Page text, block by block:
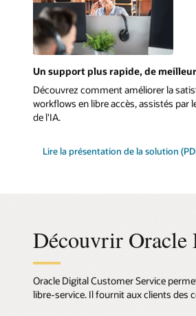
Un support plus rapide, de
Découvrez comment améliorer la
workflows en libre accès, assistés par
de l'IA.
Lire la présentation de la solution
Découvrir Oracle
Oracle Digital Customer Service
libre-service. Il fournit aux clients des